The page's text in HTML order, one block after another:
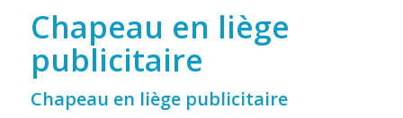
Chapeau en liège
publicitaire
Chapeau en liège publicitaire